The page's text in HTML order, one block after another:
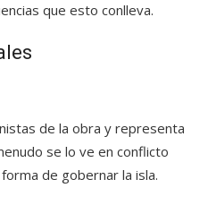
que esto conlleva.
de la obra y representa
se lo ve en conflicto
de gobernar la isla.